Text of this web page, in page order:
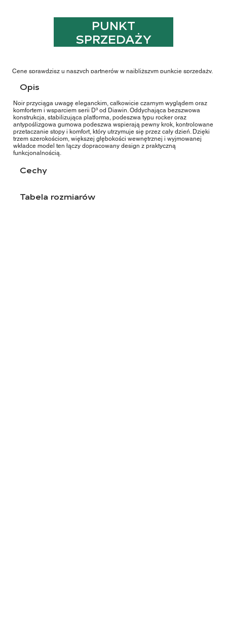
PUNKT
SPRZEDAŻY
Cenę sprawdzisz u naszych partnerów w najbliższym punkcie sprzedaży.
Opis
Noir przyciąga uwagę eleganckim, całkowicie czarnym wyglądem oraz
komfortem i wsparciem serii D³ od Diawin. Oddychająca bezszwowa
konstrukcja, stabilizująca platforma, podeszwa typu rocker oraz
antypoślizgowa gumowa podeszwa wspierają pewny krok, kontrolowane
przetaczanie stopy i komfort, który utrzymuje się przez cały dzień. Dzięki
trzem szerokościom, większej głębokości wewnętrznej i wyjmowanej
wkładce model ten łączy dopracowany design z praktyczną
funkcjonalnością.
Cechy
Tabela rozmiarów